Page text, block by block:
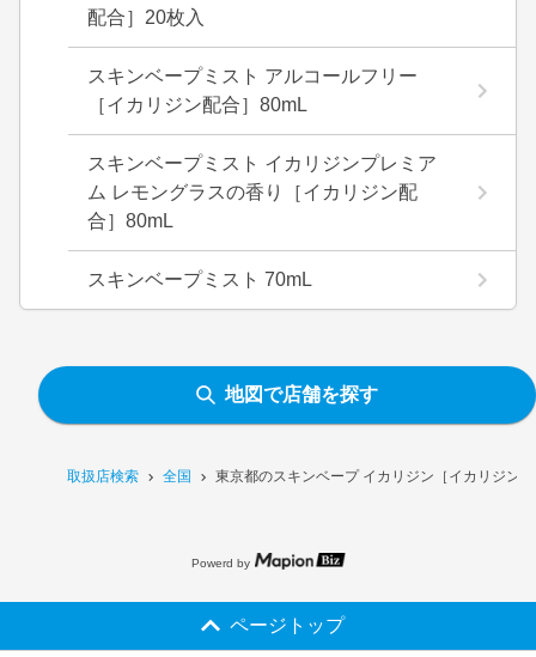
取扱店検索 全国 東京都のスキンベープ イカリジン［イカリジン
配合］20枚入
スキンベープミスト アルコールフリー
［イカリジン配合］80mL
スキンベープミスト イカリジンプレミア
ム レモングラスの香り［イカリジン配
合］80mL
スキンベープミスト 70mL
地図で店舗を探す
Powerd by
ページトップ